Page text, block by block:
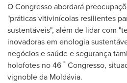
O Congresso abordará
"práticas vitivinícolas resilientes
sustentáveis", além de lidar com
inovadoras em enologia
negócios e saúde e segurança
holofotes no 46 º Congresso,
vignoble da Moldávia.